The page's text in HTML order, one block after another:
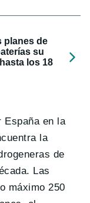
planes de
su
los 18
España en la
la
de
Las
máximo 250